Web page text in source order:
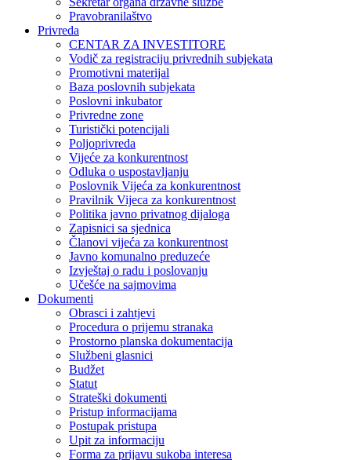
Pravobranilaštvo
Privreda
CENTAR ZA INVESTITORE
Vodič za registraciju privrednih subjekata
Promotivni materijal
Baza poslovnih subjekata
Poslovni inkubator
Privredne zone
Turistički potencijali
Poljoprivreda
Vijeće za konkurentnost
Odluka o uspostavljanju
Poslovnik Vijeća za konkurentnost
Pravilnik Vijeca za konkurentnost
Politika javno privatnog dijaloga
Zapisnici sa sjednica
Članovi vijeća za konkurentnost
Javno komunalno preduzeće
Izvještaj o radu i poslovanju
Učešće na sajmovima
Dokumenti
Obrasci i zahtjevi
Procedura o prijemu stranaka
Prostorno planska dokumentacija
Službeni glasnici
Budžet
Statut
Strateški dokumenti
Pristup informacijama
Postupak pristupa
Upit za informaciju
Forma za prijavu sukoba interesa